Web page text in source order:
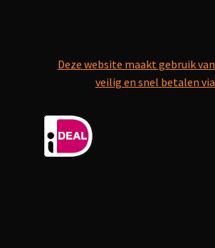
Deze website maakt gebruik van
veilig en snel betalen via